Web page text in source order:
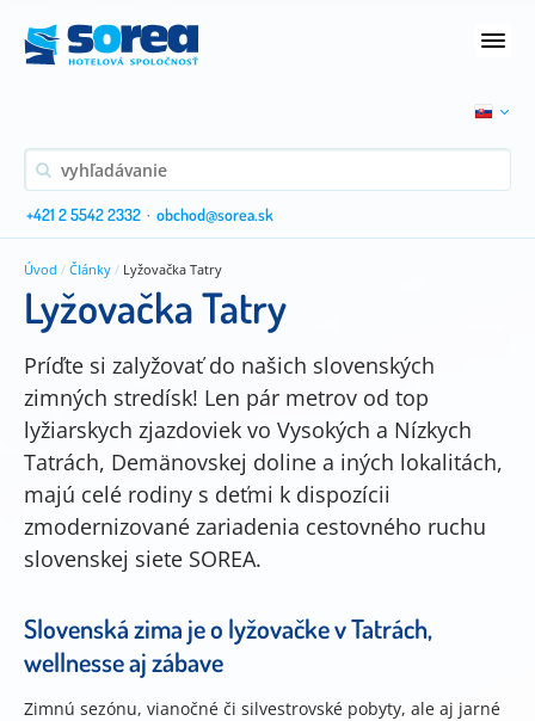
+421 2 5542 2332 · obchod@sorea.sk
Úvod / Články / Lyžovačka Tatry
Lyžovačka Tatry
Príďte si zalyžovať do našich slovenských
zimných stredísk! Len pár metrov od top
lyžiarskych zjazdoviek vo Vysokých a Nízkych
Tatrách, Demänovskej doline a iných lokalitách,
majú celé rodiny s deťmi k dispozícii
zmodernizované zariadenia cestovného ruchu
slovenskej siete SOREA.
Slovenská zima je o lyžovačke v Tatrách,
wellnesse aj zábave
Zimnú sezónu, vianočné či silvestrovské pobyty, ale aj jarné